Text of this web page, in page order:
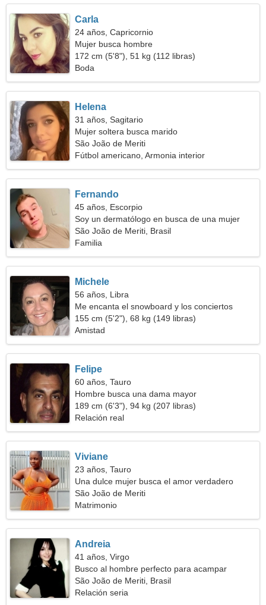
Carla
24 años, Capricornio
Mujer busca hombre
172 cm (5'8"), 51 kg (112 libras)
Boda
Helena
31 años, Sagitario
Mujer soltera busca marido
São João de Meriti
Fútbol americano, Armonia interior
Fernando
45 años, Escorpio
Soy un dermatólogo en busca de una mujer
romántica
São João de Meriti, Brasil
Familia
Michele
56 años, Libra
Me encanta el snowboard y los conciertos
155 cm (5'2"), 68 kg (149 libras)
Amistad
Felipe
60 años, Tauro
Hombre busca una dama mayor
189 cm (6'3"), 94 kg (207 libras)
Relación real
Viviane
23 años, Tauro
Una dulce mujer busca el amor verdadero
São João de Meriti
Matrimonio
Andreia
41 años, Virgo
Busco al hombre perfecto para acampar
São João de Meriti, Brasil
Relación seria